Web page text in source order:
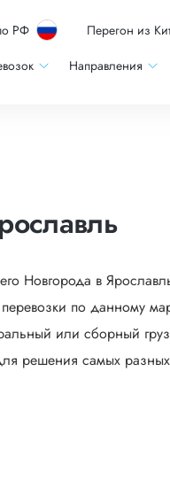
РФ Перегон из
Направления
Новгорода в
по данному
или сборный
решения самых